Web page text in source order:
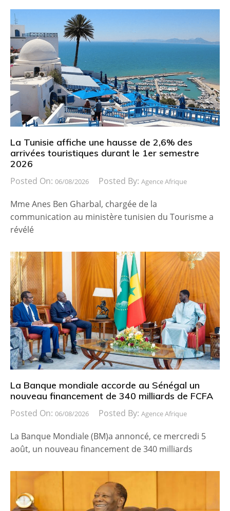
La Tunisie affiche une hausse de 2,6% des
arrivées touristiques durant le 1er semestre
2026
Posted On: 06/08/2026 Posted By: Agence Afrique
Mme Anes Ben Gharbal, chargée de la
communication au ministère tunisien du Tourisme a
révélé
La Banque mondiale accorde au Sénégal un
nouveau financement de 340 milliards de FCFA
Posted On: 06/08/2026 Posted By: Agence Afrique
La Banque Mondiale (BM)a annoncé, ce mercredi 5
août, un nouveau financement de 340 milliards